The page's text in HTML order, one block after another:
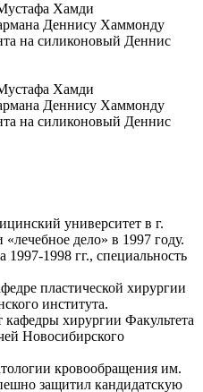
Хамди
Деннису Хаммонду
на силиконовый Деннис
Хамди
Деннису Хаммонду
на силиконовый Деннис
университет в г.
дело» в 1997 году.
1997-1998 гг., специальность
пластической хирургии
института.
хирургии Факультета
Новосибирского
кровообращения им.
защитил кандидатскую